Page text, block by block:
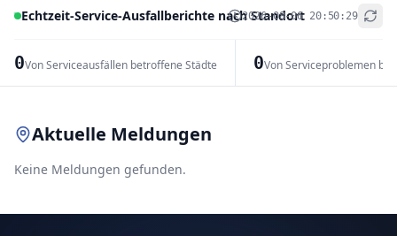
Echtzeit-Service-Ausfallberichte nach Standort
2026-08-06 20:50:29
0Von Serviceausfällen betroffene Städte 0Von Serviceproblemen
+
Aktuelle Meldungen
Keine Meldungen gefunden.